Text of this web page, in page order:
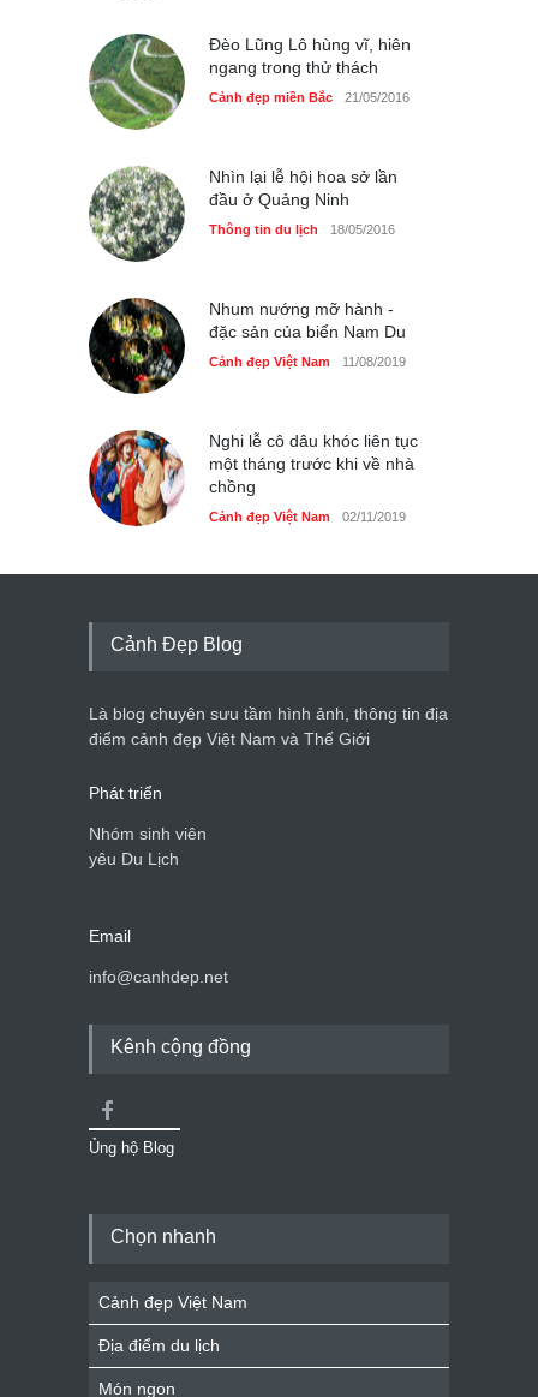
Cảnh đẹp Việt Nam 25/04/2020
Đèo Lũng Lô hùng vĩ, hiên
ngang trong thử thách
Cảnh đẹp miền Bắc 21/05/2016
Nhìn lại lễ hội hoa sở lần
đầu ở Quảng Ninh
Thông tin du lịch 18/05/2016
Nhum nướng mỡ hành -
đặc sản của biển Nam Du
Cảnh đẹp Việt Nam 11/08/2019
Nghi lễ cô dâu khóc liên tục
một tháng trước khi về nhà
chồng
Cảnh đẹp Việt Nam 02/11/2019
Cảnh Đẹp Blog
Là blog chuyên sưu tầm hình ảnh, thông tin địa
điểm cảnh đẹp Việt Nam và Thế Giới
Phát triển
Nhóm sinh viên
yêu Du Lịch
Email
info@canhdep.net
Kênh cộng đồng
Ủng hộ Blog
Chọn nhanh
Cảnh đẹp Việt Nam
Địa điểm du lịch
Món ngon